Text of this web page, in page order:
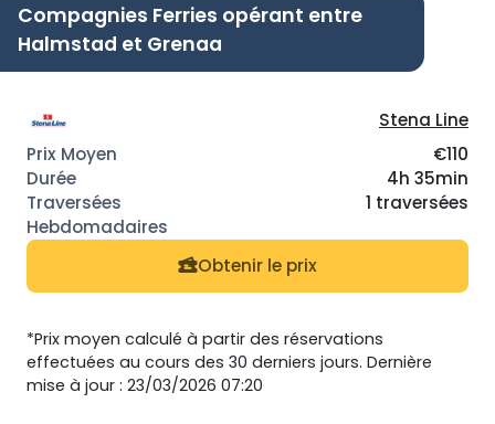
Compagnies Ferries opérant entre
Halmstad et Grenaa
Stena Line
€110
4h 35min
1 traversées
Obtenir le prix
*Prix moyen calculé à partir des réservations
effectuées au cours des 30 derniers jours. Dernière
mise à jour : 23/03/2026 07:20